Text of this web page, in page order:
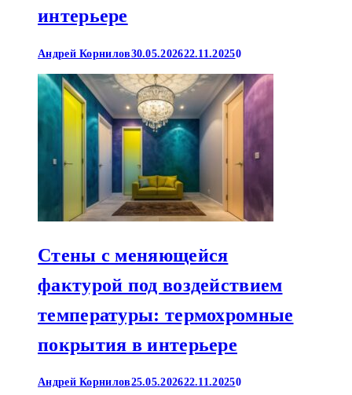
интерьере
Андрей Корнилов30.05.202622.11.20250
Стены с меняющейся
фактурой под воздействием
температуры: термохромные
покрытия в интерьере
Андрей Корнилов25.05.202622.11.20250